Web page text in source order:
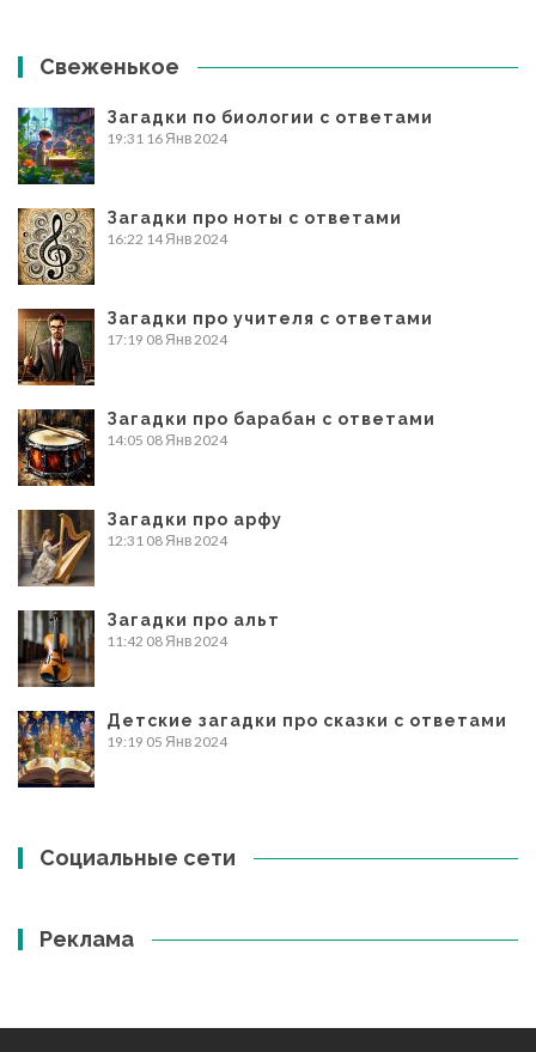
Свеженькое
Загадки по биологии с ответами
19:31 16 Янв 2024
Загадки про ноты с ответами
16:22 14 Янв 2024
Загадки про учителя с ответами
17:19 08 Янв 2024
Загадки про барабан с ответами
14:05 08 Янв 2024
Загадки про арфу
12:31 08 Янв 2024
Загадки про альт
11:42 08 Янв 2024
Детские загадки про сказки с ответами
19:19 05 Янв 2024
Социальные сети
Реклама